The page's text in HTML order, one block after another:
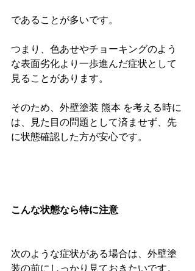
であることが多いです。
つまり、色あせやチョーキングのよう
な表面劣化より一歩進んだ症状として
見ることがあります。
そのため、外壁塗装 熊本 を考える時に
は、見た目の問題として済ませず、先
に状態確認した方が安心です。
こんな状態なら特に注意
次のような症状がある場合は、外壁塗
装の前にしっかり見ておきたいです。